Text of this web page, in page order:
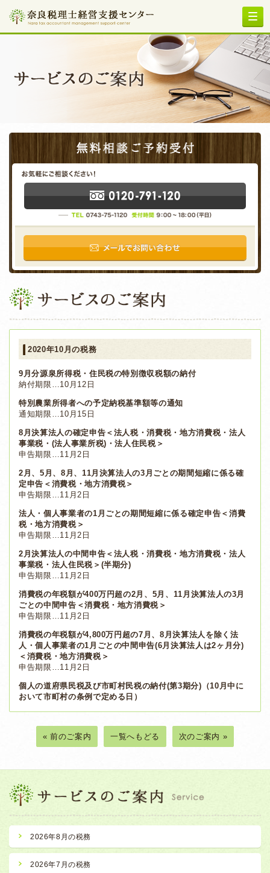
2020年10月の税務
9月分源泉所得税・住民税の特別徴収税額の納付
納付期限…10月12日
特別農業所得者への予定納税基準額等の通知
通知期限…10月15日
8月決算法人の確定申告＜法人税・消費税・地方消費税・法人
事業税・(法人事業所税)・法人住民税＞
申告期限…11月2日
2月、5月、8月、11月決算法人の3月ごとの期間短縮に係る確
定申告＜消費税・地方消費税＞
申告期限…11月2日
法人・個人事業者の1月ごとの期間短縮に係る確定申告＜消費
税・地方消費税＞
申告期限…11月2日
2月決算法人の中間申告＜法人税・消費税・地方消費税・法人
事業税・法人住民税＞(半期分)
申告期限…11月2日
消費税の年税額が400万円超の2月、5月、11月決算法人の3月
ごとの中間申告＜消費税・地方消費税＞
申告期限…11月2日
消費税の年税額が4,800万円超の7月、8月決算法人を除く法
人・個人事業者の1月ごとの中間申告(6月決算法人は2ヶ月分)
＜消費税・地方消費税＞
申告期限…11月2日
個人の道府県民税及び市町村民税の納付(第3期分)（10月中に
おいて市町村の条例で定める日）
« 前のご案内 一覧へもどる 次のご案内 »
2026年8月の税務
2026年7月の税務